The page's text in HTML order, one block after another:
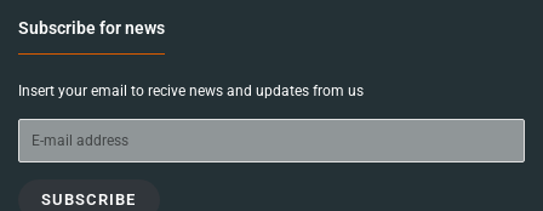
Subscribe for news
Insert your email to recive news and updates from us
SUBSCRIBE